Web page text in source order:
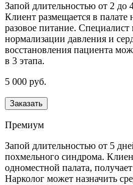
Запой длительностью от 2 до
Клиент размещается в палате
разовое питание. Специалист
нормализации давления и
восстановления пациента
в 3 этапа.
5 000 руб.
Заказать
Премиум
Запой длительностью от 5
похмельного синдрома.
одноместной палата,
Нарколог может назначить